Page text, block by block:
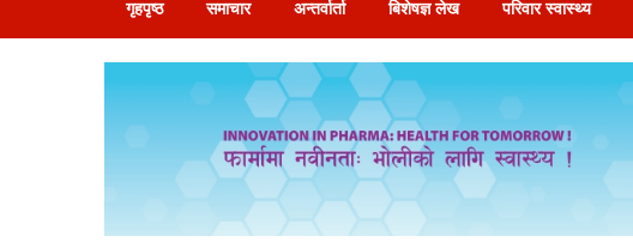
गृहपृष्ठ समाचार अन्तर्वार्ता बिशेषज्ञ लेख परिवार स्वास्थ्य